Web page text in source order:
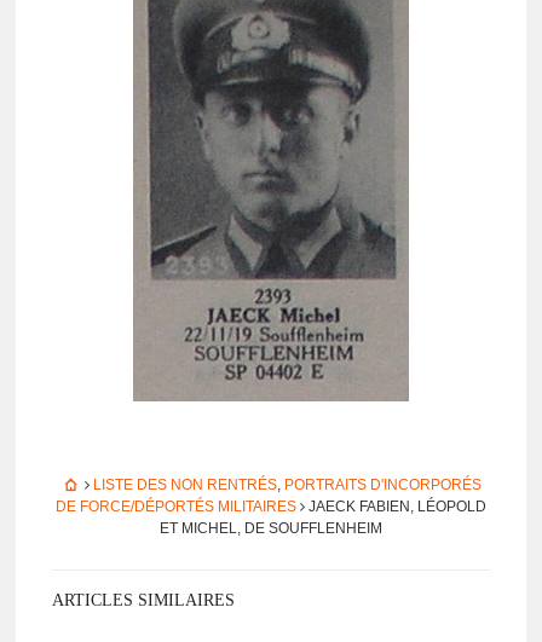
LISTE DES NON RENTRÉS, PORTRAITS D'INCORPORÉS
DE FORCE/DÉPORTÉS MILITAIRES JAECK FABIEN, LÉOPOLD
ET MICHEL, DE SOUF­FLEN­HEIM
ARTICLES SIMILAIRES